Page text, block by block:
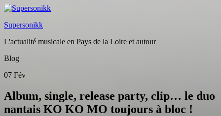
Supersonikk
L'actualité musicale en Pays de la Loire et autour
Blog
07 Fév
Album, single, release party, clip… le duo
nantais KO KO MO toujours à bloc !